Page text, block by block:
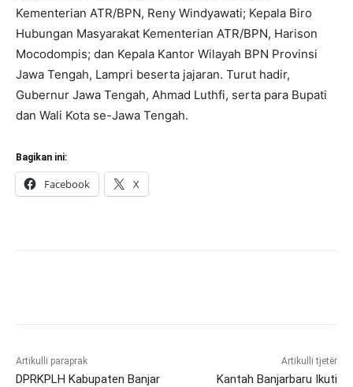
Kementerian ATR/BPN, Reny Windyawati; Kepala Biro
Hubungan Masyarakat Kementerian ATR/BPN, Harison
Mocodompis; dan Kepala Kantor Wilayah BPN Provinsi
Jawa Tengah, Lampri beserta jajaran. Turut hadir,
Gubernur Jawa Tengah, Ahmad Luthfi, serta para Bupati
dan Wali Kota se-Jawa Tengah.
Bagikan ini:
Facebook X
Artikulli paraprak
DPRKPLH Kabupaten Banjar
Artikulli tjetër
Kantah Banjarbaru Ikuti